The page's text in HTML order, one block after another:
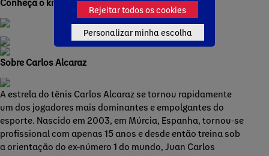
Sobre Carlos Alcaraz
A estrela do tênis Carlos Alcaraz se tornou rapidamente
um dos jogadores mais dominantes e empolgantes do
esporte. Nascido em 2003, em Múrcia, Espanha, tornou-se
profissional com apenas 15 anos e desde então treina sob
a orientação do ex-número 1 do mundo, Juan Carlos
Rejeitar todos os cookies
Personalizar minha escolha